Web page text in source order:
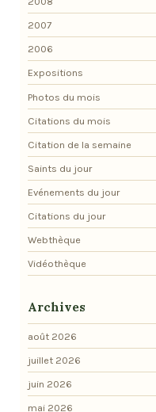
2007
2006
Expositions
Photos du mois
Citations du mois
Citation de la semaine
Saints du jour
Evénements du jour
Citations du jour
Webthèque
Vidéothèque
Archives
août 2026
juillet 2026
juin 2026
mai 2026